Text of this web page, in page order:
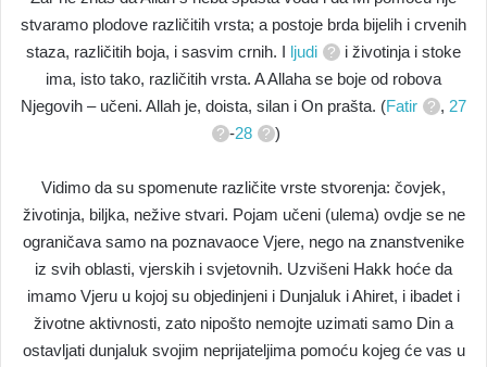
stvaramo plodove različitih vrsta; a postoje brda bijelih i crvenih
staza, različitih boja, i sasvim crnih. I ljudi
i životinja i stoke
ima, isto tako, različitih vrsta. A Allaha se boje od robova
Njegovih – učeni. Allah je, doista, silan i On prašta. (Fatir , 27
-28 )
Vidimo da su spomenute različite vrste stvorenja: čovjek,
životinja, biljka, nežive stvari. Pojam učeni (ulema) ovdje se ne
ograničava samo na poznavaoce Vjere, nego na znanstvenike
iz svih oblasti, vjerskih i svjetovnih. Uzvišeni Hakk hoće da
imamo Vjeru u kojoj su objedinjeni i Dunjaluk i Ahiret, i ibadet i
životne aktivnosti, zato nipošto nemojte uzimati samo Din a
ostavljati dunjaluk svojim neprijateljima pomoću kojeg će vas u